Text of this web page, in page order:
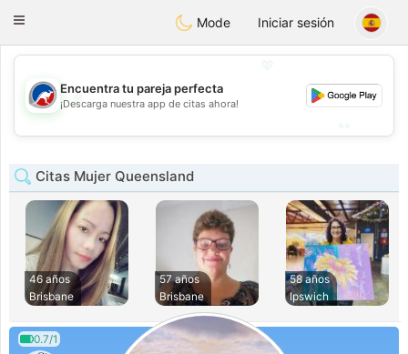
Australia Chat
Toggle
Mode Iniciar sesión
💖
💕
Encuentra tu pareja perfecta
¡Descarga nuestra app de citas ahora!
Citas Mujer Queensland
46 años
Brisbane
57 años
Brisbane
58 años
Ipswich
0.7/1